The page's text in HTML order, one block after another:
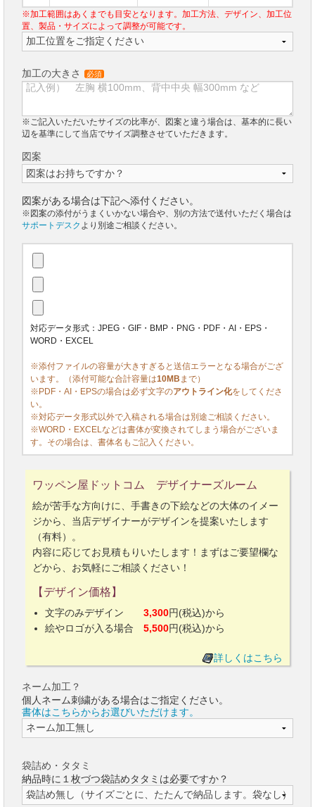
※加工範囲はあくまでも目安となります。加工方法、デザイン、加工位
置、製品・サイズによって調整が可能です。
加工の大きさ 必須
※ご記入いただいたサイズの比率が、図案と違う場合は、基本的に長い
辺を基準にして当店でサイズ調整させていただきます。
図案
図案がある場合は下記へ添付ください。
※図案の添付がうまくいかない場合や、別の方法で送付いただく場合は
サポートデスク より別途ご相談ください。
対応データ形式：JPEG・GIF・BMP・PNG・PDF・AI・EPS・
WORD・EXCEL
※添付ファイルの容量が大きすぎると送信エラーとなる場合がござ
います。（添付可能な合計容量は10MB まで）
※PDF・AI・EPSの場合は必ず文字のアウトライン化をしてくださ
い。
※対応データ形式以外で入稿される場合は別途ご相談ください。
※WORD・EXCELなどは書体が変換されてしまう場合がございま
す。その場合は、書体名もご記入ください。
ワッペン屋ドットコム デザイナーズルーム
絵が苦手な方向けに、手書きの下絵などの大体のイメー
ジから、当店デザイナーがデザインを提案いたします
（有料）。
内容に応じてお見積もりいたします！まずはご要望欄な
どから、お気軽にご相談ください！
【デザイン価格】
文字のみデザイン 3,300円(税込)から
絵やロゴが入る場合 5,500円(税込)から
詳しくはこちら
ネーム加工？
個人ネーム刺繍がある場合はご指定ください。
書体はこちらからお選びいただけます。
袋詰め・タタミ
納品時に１枚づつ袋詰めタタミは必要ですか？